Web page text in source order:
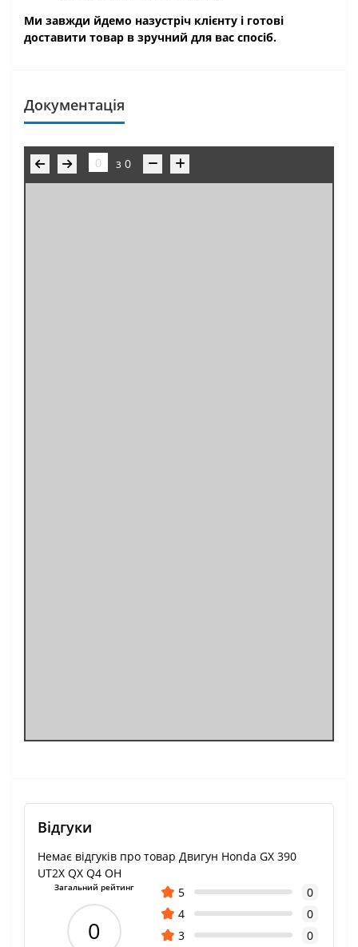
Ми завжди йдемо назустріч клієнту і готові
доставити товар в зручний для вас спосіб.
Документація
з 0
Відгуки
Немає відгуків про товар Двигун Honda GX 390
UT2X QX Q4 OH
Загальний рейтинг
0
5
0
4
0
3
0